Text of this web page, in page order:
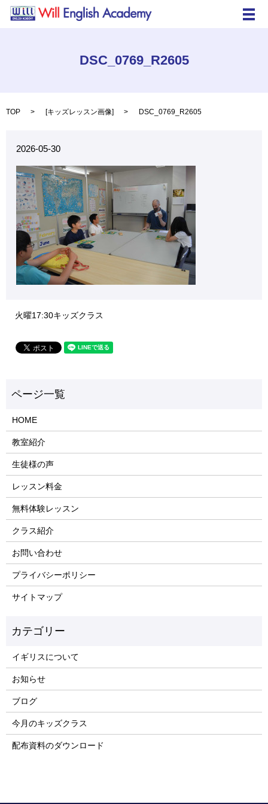
メ
DSC_0769_R2605
TOP [キッズレッスン画像] DSC_0769_R2605
2026-05-30
火曜17:30キッズクラス
HOME
教室紹介
生徒様の声
レッスン料金
無料体験レッスン
クラス紹介
お問い合わせ
プライバシーポリシー
サイトマップ
イギリスについて
お知らせ
ブログ
今月のキッズクラス
配布資料のダウンロード